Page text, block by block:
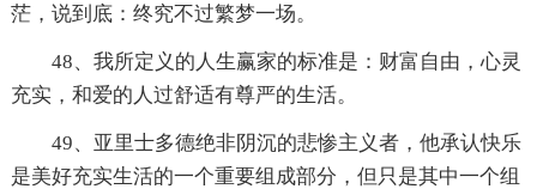
茫，说到底：终究不过繁梦一场。
48、我所定义的人生赢家的标准是：财富自由，心灵
充实，和爱的人过舒适有尊严的生活。
49、亚里士多德绝非阴沉的悲惨主义者，他承认快乐
是美好充实生活的一个重要组成部分，但只是其中一个组